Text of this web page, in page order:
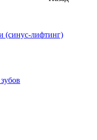
(синус-лифтинг)